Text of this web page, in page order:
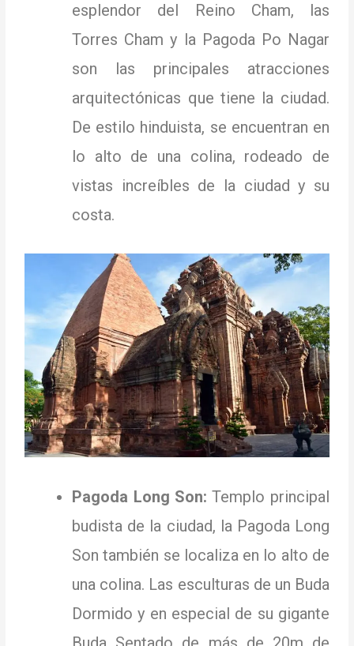
esplendor del Reino Cham, las
Torres Cham y la Pagoda Po Nagar
son las principales atracciones
arquitectónicas que tiene la ciudad.
De estilo hinduista, se encuentran en
lo alto de una colina, rodeado de
vistas increíbles de la ciudad y su
costa.
Pagoda Long Son: Templo principal
budista de la ciudad, la Pagoda Long
Son también se localiza en lo alto de
una colina. Las esculturas de un Buda
Dormido y en especial de su gigante